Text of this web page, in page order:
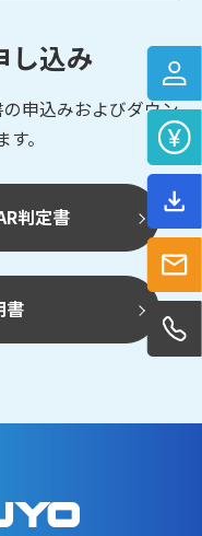
し込み
申込みおよびダウン
。
判定書
書